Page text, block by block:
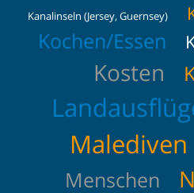
Kanalinseln (Jersey, Guernsey)
Kochen/Essen
Kosten
Malediven
Menschen